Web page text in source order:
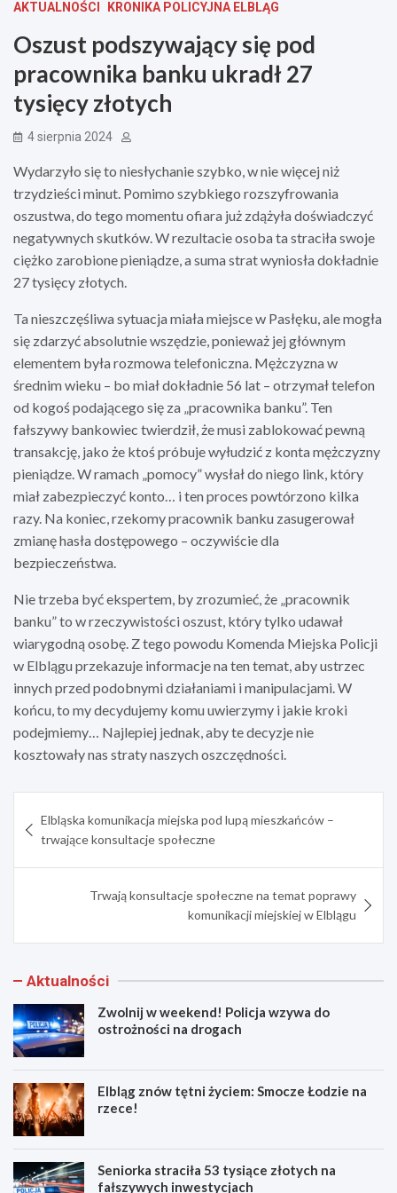
AKTUALNOŚCI KRONIKA POLICYJNA ELBLĄG
Oszust podszywający się pod
pracownika banku ukradł 27
tysięcy złotych
4 sierpnia 2024
Wydarzyło się to niesłychanie szybko, w nie więcej niż
trzydzieści minut. Pomimo szybkiego rozszyfrowania
oszustwa, do tego momentu ofiara już zdążyła doświadczyć
negatywnych skutków. W rezultacie osoba ta straciła swoje
ciężko zarobione pieniądze, a suma strat wyniosła dokładnie
27 tysięcy złotych.
Ta nieszczęśliwa sytuacja miała miejsce w Pasłęku, ale mogła
się zdarzyć absolutnie wszędzie, ponieważ jej głównym
elementem była rozmowa telefoniczna. Mężczyzna w
średnim wieku – bo miał dokładnie 56 lat – otrzymał telefon
od kogoś podającego się za „pracownika banku”. Ten
fałszywy bankowiec twierdził, że musi zablokować pewną
transakcję, jako że ktoś próbuje wyłudzić z konta mężczyzny
pieniądze. W ramach „pomocy” wysłał do niego link, który
miał zabezpieczyć konto… i ten proces powtórzono kilka
razy. Na koniec, rzekomy pracownik banku zasugerował
zmianę hasła dostępowego – oczywiście dla
bezpieczeństwa.
Nie trzeba być ekspertem, by zrozumieć, że „pracownik
banku” to w rzeczywistości oszust, który tylko udawał
wiarygodną osobę. Z tego powodu Komenda Miejska Policji
w Elblągu przekazuje informacje na ten temat, aby ustrzec
innych przed podobnymi działaniami i manipulacjami. W
końcu, to my decydujemy komu uwierzymy i jakie kroki
podejmiemy… Najlepiej jednak, aby te decyzje nie
kosztowały nas straty naszych oszczędności.
wpisu
Elbląska komunikacja miejska pod lupą mieszkańców –
trwające konsultacje społeczne
Trwają konsultacje społeczne na temat poprawy
komunikacji miejskiej w Elblągu
Aktualności
Zwolnij w weekend! Policja wzywa do
ostrożności na drogach
Elbląg znów tętni życiem: Smocze Łodzie na
rzece!
Seniorka straciła 53 tysiące złotych na
fałszywych inwestycjach